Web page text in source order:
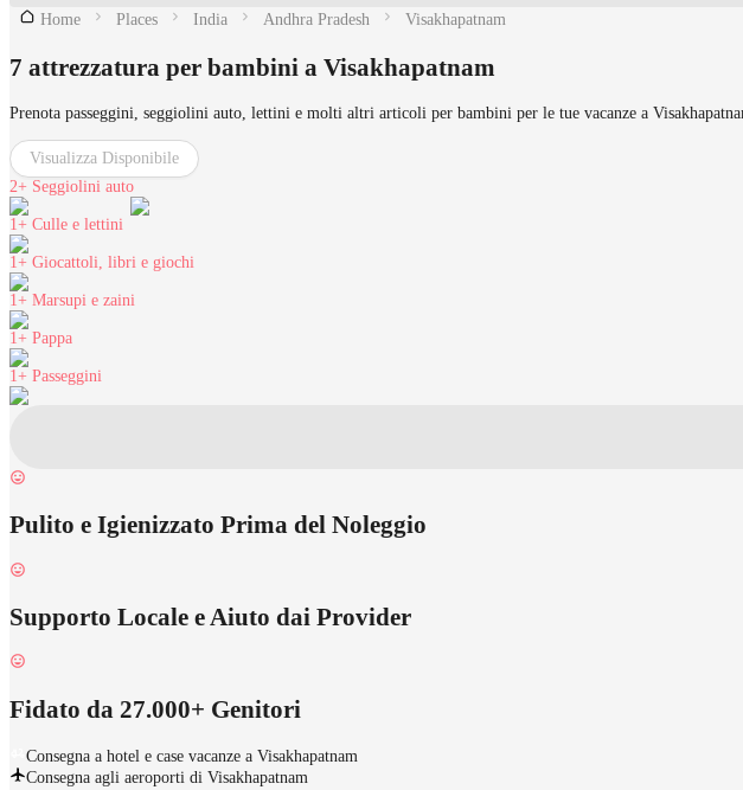
Home Places India Andhra Pradesh Visakhapatnam
7 attrezzatura per bambini a Visakhapatnam
Prenota passeggini, seggiolini auto, lettini e molti altri articoli per bambini per le tue vacanze a
Visualizza Disponibile
2+ Seggiolini auto
1+ Culle e lettini
1+ Giocattoli, libri e giochi
1+ Marsupi e zaini
1+ Pappa
1+ Passeggini
Pulito e Igienizzato Prima del Noleggio
Supporto Locale e Aiuto dai Provider
Fidato da 27.000+ Genitori
Consegna a hotel e case vacanze a Visakhapatnam
Consegna agli aeroporti di Visakhapatnam